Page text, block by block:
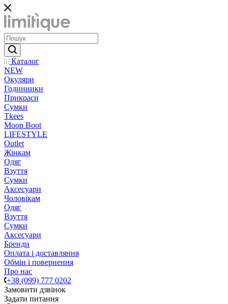
Каталог
NEW
Окуляри
Годинники
Прикраси
Сумки
Tkees
Moon Boot
LIFESTYLE
Outlet
Жінкам
Одяг
Взуття
Сумки
Аксесуари
Чоловікам
Одяг
Взуття
Сумки
Аксесуари
Бренди
Оплата і доставляння
Обмін і повернення
Про нас
+38 (099) 777 0202
Замовити дзвінок
Задати питання